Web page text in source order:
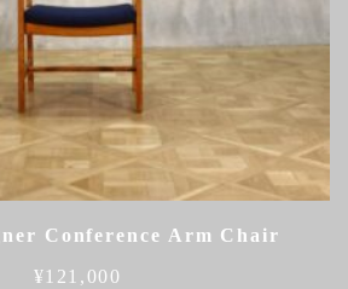
Conference Arm Chair
¥121,000